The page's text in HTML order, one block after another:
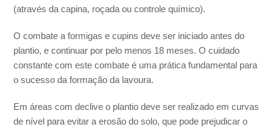
(através da capina, roçada ou controle químico).
O combate a formigas e cupins deve ser iniciado antes do
plantio, e continuar por pelo menos 18 meses. O cuidado
constante com este combate é uma prática fundamental para
o sucesso da formação da lavoura.
Em áreas com declive o plantio deve ser realizado em curvas
de nível para evitar a erosão do solo, que pode prejudicar o